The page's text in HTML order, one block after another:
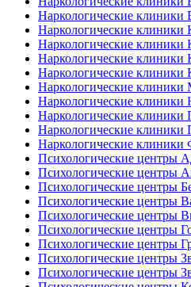
Наркологические клиники
Наркологические клиники
Наркологические клиники
Наркологические клиники
Наркологические клиники
Наркологические клиники
Наркологические клиники
Наркологические клиники
Наркологические клиники
Наркологические клиники
Психологические центры
Психологические центры
Психологические центры
Психологические центры
Психологические центры
Психологические центры
Психологические центры
Психологические центры
Психологические центры